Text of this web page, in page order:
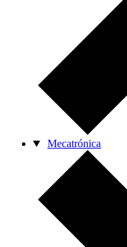
Mecatrónica